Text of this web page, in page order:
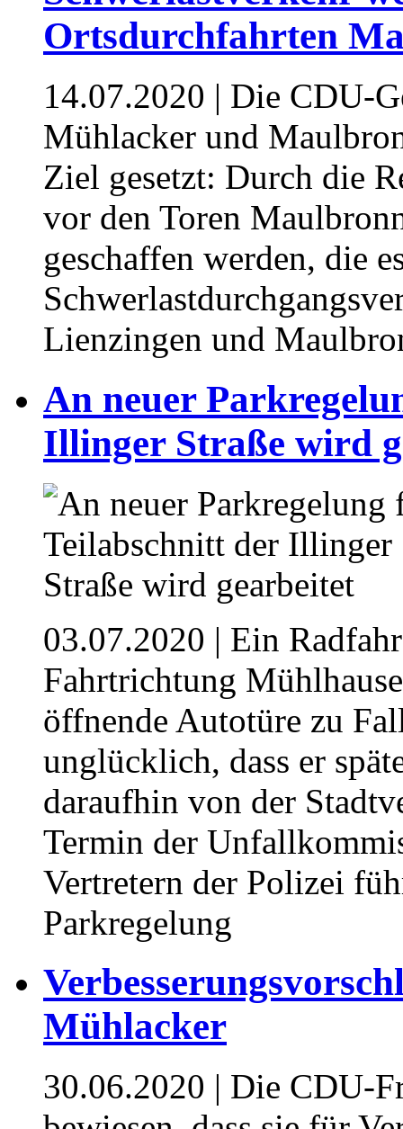
Ortsdurchfahrten
14.07.2020 | Die CDU-
Mühlacker und
Ziel gesetzt: Durch die
vor den Toren
geschaffen werden, die
Lienzingen und
An neuer
Illinger Straße wird
03.07.2020 | Ein
Fahrtrichtung
öffnende Autotüre zu
unglücklich, dass er
daraufhin von der
Termin der
Vertretern der Polizei
Parkregelung
Mühlacker
30.06.2020 | Die CDU-